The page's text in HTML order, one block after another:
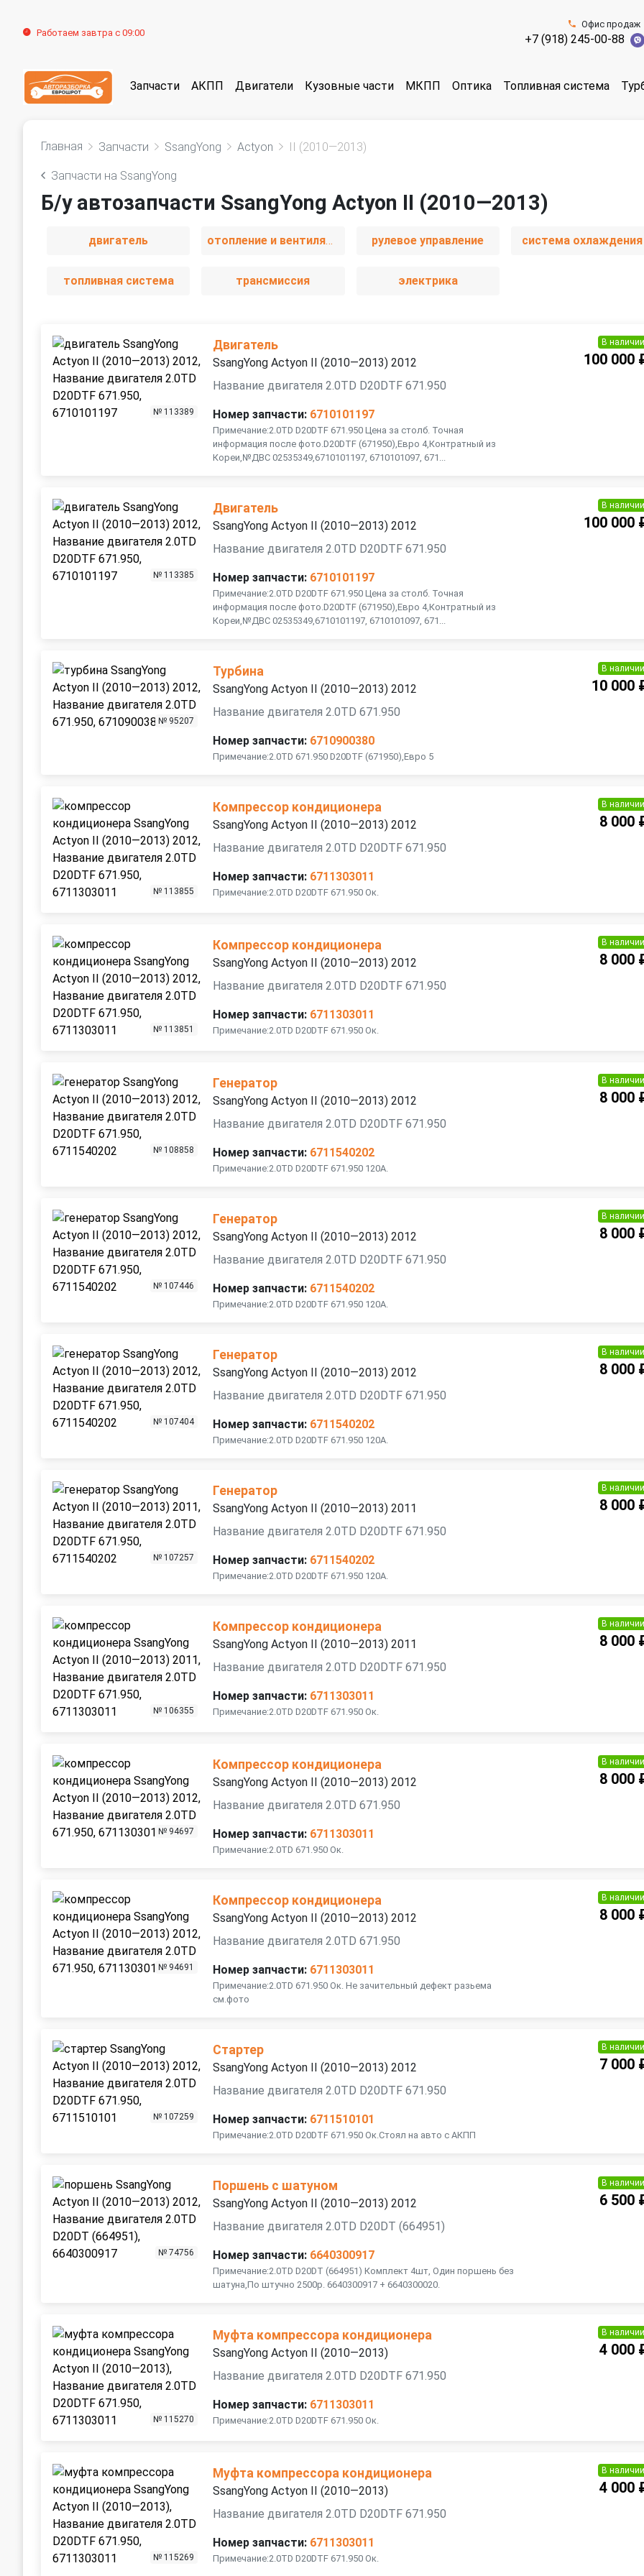
Работаем завтра с 09:00
Офис продаж
+7 (918) 245-00-88
Запчасти АКПП Двигатели Кузовные части МКПП Оптика Топливная система
Главная Запчасти SsangYong Actyon II (2010—2013)
Запчасти на SsangYong
Б/у автозапчасти SsangYong Actyon II (2010—2013)
двигатель отопление и вентиляция рулевое управление система охлаждения
топливная система трансмиссия электрика
№ 113389
Двигатель
SsangYong Actyon II (2010—2013) 2012
Название двигателя 2.0TD D20DTF 671.950
Номер запчасти: 6710101197
Примечание:2.0TD D20DTF 671.950 Цена за столб. Точная
информация после фото.D20DTF (671950),Евро 4,Контратный из
Кореи,№ДВС 02535349,6710101197, 6710101097, 671...
В наличии
100 000
№ 113385
Двигатель
SsangYong Actyon II (2010—2013) 2012
Название двигателя 2.0TD D20DTF 671.950
Номер запчасти: 6710101197
Примечание:2.0TD D20DTF 671.950 Цена за столб. Точная
информация после фото.D20DTF (671950),Евро 4,Контратный из
Кореи,№ДВС 02535349,6710101197, 6710101097, 671...
В наличии
100 000
№ 95207
Турбина
SsangYong Actyon II (2010—2013) 2012
Название двигателя 2.0TD 671.950
Номер запчасти: 6710900380
Примечание:2.0TD 671.950 D20DTF (671950),Евро 5
В наличии
10 000
№ 113855
Компрессор кондиционера
SsangYong Actyon II (2010—2013) 2012
Название двигателя 2.0TD D20DTF 671.950
Номер запчасти: 6711303011
Примечание:2.0TD D20DTF 671.950 Ок.
В наличии
8 000
№ 113851
Компрессор кондиционера
SsangYong Actyon II (2010—2013) 2012
Название двигателя 2.0TD D20DTF 671.950
Номер запчасти: 6711303011
Примечание:2.0TD D20DTF 671.950 Ок.
В наличии
8 000
№ 108858
Генератор
SsangYong Actyon II (2010—2013) 2012
Название двигателя 2.0TD D20DTF 671.950
Номер запчасти: 6711540202
Примечание:2.0TD D20DTF 671.950 120A.
В наличии
8 000
№ 107446
Генератор
SsangYong Actyon II (2010—2013) 2012
Название двигателя 2.0TD D20DTF 671.950
Номер запчасти: 6711540202
Примечание:2.0TD D20DTF 671.950 120A.
В наличии
8 000
№ 107404
Генератор
SsangYong Actyon II (2010—2013) 2012
Название двигателя 2.0TD D20DTF 671.950
Номер запчасти: 6711540202
Примечание:2.0TD D20DTF 671.950 120A.
В наличии
8 000
№ 107257
Генератор
SsangYong Actyon II (2010—2013) 2011
Название двигателя 2.0TD D20DTF 671.950
Номер запчасти: 6711540202
Примечание:2.0TD D20DTF 671.950 120A.
В наличии
8 000
№ 106355
Компрессор кондиционера
SsangYong Actyon II (2010—2013) 2011
Название двигателя 2.0TD D20DTF 671.950
Номер запчасти: 6711303011
Примечание:2.0TD D20DTF 671.950 Ок.
В наличии
8 000
№ 94697
Компрессор кондиционера
SsangYong Actyon II (2010—2013) 2012
Название двигателя 2.0TD 671.950
Номер запчасти: 6711303011
Примечание:2.0TD 671.950 Ок.
В наличии
8 000
№ 94691
Компрессор кондиционера
SsangYong Actyon II (2010—2013) 2012
Название двигателя 2.0TD 671.950
Номер запчасти: 6711303011
Примечание:2.0TD 671.950 Ок. Не зачительный дефект разьема
см.фото
В наличии
8 000
№ 107259
Стартер
SsangYong Actyon II (2010—2013) 2012
Название двигателя 2.0TD D20DTF 671.950
Номер запчасти: 6711510101
Примечание:2.0TD D20DTF 671.950 Ок.Стоял на авто с АКПП
В наличии
7 000
№ 74756
Поршень с шатуном
SsangYong Actyon II (2010—2013) 2012
Название двигателя 2.0TD D20DT (664951)
Номер запчасти: 6640300917
Примечание:2.0TD D20DT (664951) Комплект 4шт, Один поршень без
шатуна,По штучно 2500р. 6640300917 + 6640300020.
В наличии
6 500
№ 115270
Муфта компрессора кондиционера
SsangYong Actyon II (2010—2013)
Название двигателя 2.0TD D20DTF 671.950
Номер запчасти: 6711303011
Примечание:2.0TD D20DTF 671.950 Ок.
В наличии
4 000
№ 115269
Муфта компрессора кондиционера
SsangYong Actyon II (2010—2013)
Название двигателя 2.0TD D20DTF 671.950
Номер запчасти: 6711303011
Примечание:2.0TD D20DTF 671.950 Ок.
В наличии
4 000